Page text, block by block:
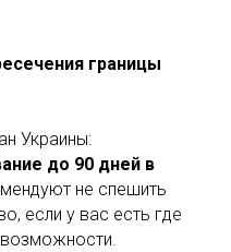
границы
Украины:
до 90 дней в
не спешить
если у вас есть где